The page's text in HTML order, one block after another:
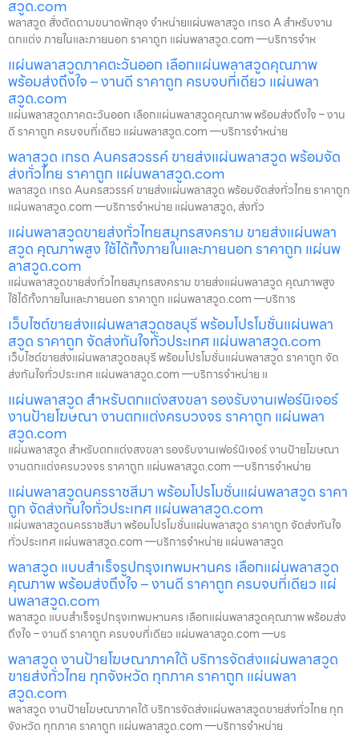
สวูด.com
พลาสวูด สั่งตัดตามขนาดพัทลุง จำหน่ายแผ่นพลาสวูด เกรด A สำหรับงาน
ตกแต่ง ภายในและภายนอก ราคาถูก แผ่นพลาสวูด.com —บริการจำห
แผ่นพลาสวูดภาคตะวันออก เลือกแผ่นพลาสวูดคุณภาพ
พร้อมส่งถึงใจ – งานดี ราคาถูก ครบจบที่เดียว แผ่นพลา
สวูด.com
แผ่นพลาสวูดภาคตะวันออก เลือกแผ่นพลาสวูดคุณภาพ พร้อมส่งถึงใจ – งาน
ดี ราคาถูก ครบจบที่เดียว แผ่นพลาสวูด.com —บริการจำหน่าย
พลาสวูด เกรด Aนครสวรรค์ ขายส่งแผ่นพลาสวูด พร้อมจัด
ส่งทั่วไทย ราคาถูก แผ่นพลาสวูด.com
พลาสวูด เกรด Aนครสวรรค์ ขายส่งแผ่นพลาสวูด พร้อมจัดส่งทั่วไทย ราคาถูก
แผ่นพลาสวูด.com —บริการจำหน่าย แผ่นพลาสวูด, ส่งทั่ว
แผ่นพลาสวูดขายส่งทั่วไทยสมุทรสงคราม ขายส่งแผ่นพลา
สวูด คุณภาพสูง ใช้ได้ทั้งภายในและภายนอก ราคาถูก แผ่นพ
ลาสวูด.com
แผ่นพลาสวูดขายส่งทั่วไทยสมุทรสงคราม ขายส่งแผ่นพลาสวูด คุณภาพสูง
ใช้ได้ทั้งภายในและภายนอก ราคาถูก แผ่นพลาสวูด.com —บริการ
เว็บไซต์ขายส่งแผ่นพลาสวูดชลบุรี พร้อมโปรโมชั่นแผ่นพลา
สวูด ราคาถูก จัดส่งทันใจทั่วประเทศ แผ่นพลาสวูด.com
เว็บไซต์ขายส่งแผ่นพลาสวูดชลบุรี พร้อมโปรโมชั่นแผ่นพลาสวูด ราคาถูก จัด
ส่งทันใจทั่วประเทศ แผ่นพลาสวูด.com —บริการจำหน่าย แ
แผ่นพลาสวูด สำหรับตกแต่งสงขลา รองรับงานเฟอร์นิเจอร์
งานป้ายโฆษณา งานตกแต่งครบวงจร ราคาถูก แผ่นพลา
สวูด.com
แผ่นพลาสวูด สำหรับตกแต่งสงขลา รองรับงานเฟอร์นิเจอร์ งานป้ายโฆษณา
งานตกแต่งครบวงจร ราคาถูก แผ่นพลาสวูด.com —บริการจำหน่าย
แผ่นพลาสวูดนครราชสีมา พร้อมโปรโมชั่นแผ่นพลาสวูด ราคา
ถูก จัดส่งทันใจทั่วประเทศ แผ่นพลาสวูด.com
แผ่นพลาสวูดนครราชสีมา พร้อมโปรโมชั่นแผ่นพลาสวูด ราคาถูก จัดส่งทันใจ
ทั่วประเทศ แผ่นพลาสวูด.com —บริการจำหน่าย แผ่นพลาสวูด
พลาสวูด แบบสำเร็จรูปกรุงเทพมหานคร เลือกแผ่นพลาสวูด
คุณภาพ พร้อมส่งถึงใจ – งานดี ราคาถูก ครบจบที่เดียว แผ่
นพลาสวูด.com
พลาสวูด แบบสำเร็จรูปกรุงเทพมหานคร เลือกแผ่นพลาสวูดคุณภาพ พร้อมส่ง
ถึงใจ – งานดี ราคาถูก ครบจบที่เดียว แผ่นพลาสวูด.com —บร
พลาสวูด งานป้ายโฆษณาภาคใต้ บริการจัดส่งแผ่นพลาสวูด
ขายส่งทั่วไทย ทุกจังหวัด ทุกภาค ราคาถูก แผ่นพลา
สวูด.com
พลาสวูด งานป้ายโฆษณาภาคใต้ บริการจัดส่งแผ่นพลาสวูดขายส่งทั่วไทย ทุก
จังหวัด ทุกภาค ราคาถูก แผ่นพลาสวูด.com —บริการจำหน่าย